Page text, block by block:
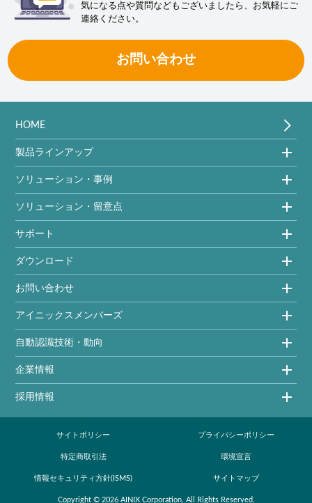
気になる点や質問などもございましたら、お気軽にご
連絡ください。
お問い合わせ
HOME
製品ラインアップ
ソリューション・事例
ソリューション・留意点
サポート
ダウンロード
お問い合わせ
アイニックスメンバーズ
自動認識技術・動向
企業情報
採用情報
サイトポリシー プライバシーポリシー
特定商取引法 環境宣言
情報セキュリティ方針(ISMS) サイトマップ
Copyright © 2026 AINIX Corporation. All Rights Reserved.